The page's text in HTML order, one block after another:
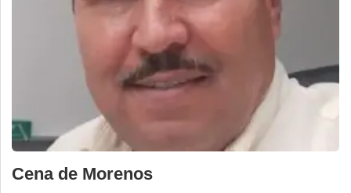
Cena de Morenos